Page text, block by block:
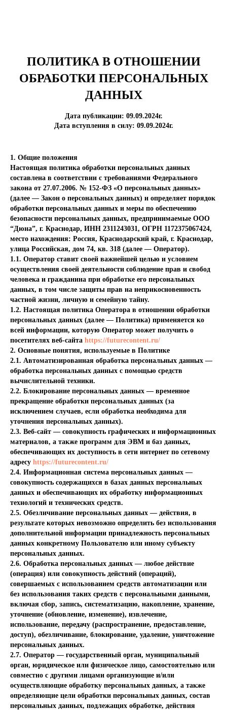
ПОЛИТИКА В ОТНОШЕНИИ
ОБРАБОТКИ ПЕРСОНАЛЬНЫХ
ДАННЫХ
Дата публикации: 09.09.2024г.
Дата вступления в силу: 09.09.2024г.
1. Общие положения
Настоящая политика обработки персональных данных
составлена в соответствии с требованиями Федерального
закона от 27.07.2006. № 152-ФЗ «О персональных данных»
(далее — Закон о персональных данных) и определяет порядок
обработки персональных данных и меры по обеспечению
безопасности персональных данных, предпринимаемые ООО
“Дюна”, г. Краснодар, ИНН 2311243031, ОГРН 1172375067424,
место нахождения: Россия, Краснодарский край, г. Краснодар,
улица Российская, дом 74, кв. 318 (далее — Оператор).
1.1. Оператор ставит своей важнейшей целью и условием
осуществления своей деятельности соблюдение прав и свобод
человека и гражданина при обработке его персональных
данных, в том числе защиты прав на неприкосновенность
частной жизни, личную и семейную тайну.
1.2. Настоящая политика Оператора в отношении обработки
персональных данных (далее — Политика) применяется ко
всей информации, которую Оператор может получить о
посетителях веб-сайта https://futurecontent.ru/
2. Основные понятия, используемые в Политике
2.1. Автоматизированная обработка персональных данных —
обработка персональных данных с помощью средств
вычислительной техники.
2.2. Блокирование персональных данных — временное
прекращение обработки персональных данных (за
исключением случаев, если обработка необходима для
уточнения персональных данных).
2.3. Веб-сайт — совокупность графических и информационных
материалов, а также программ для ЭВМ и баз данных,
обеспечивающих их доступность в сети интернет по сетевому
адресу https://futurecontent.ru/
2.4. Информационная система персональных данных —
совокупность содержащихся в базах данных персональных
данных и обеспечивающих их обработку информационных
технологий и технических средств.
2.5. Обезличивание персональных данных — действия, в
результате которых невозможно определить без использования
дополнительной информации принадлежность персональных
данных конкретному Пользователю или иному субъекту
персональных данных.
2.6. Обработка персональных данных — любое действие
(операция) или совокупность действий (операций),
совершаемых с использованием средств автоматизации или
без использования таких средств с персональными данными,
включая сбор, запись, систематизацию, накопление, хранение,
уточнение (обновление, изменение), извлечение,
использование, передачу (распространение, предоставление,
доступ), обезличивание, блокирование, удаление, уничтожение
персональных данных.
2.7. Оператор — государственный орган, муниципальный
орган, юридическое или физическое лицо, самостоятельно или
совместно с другими лицами организующие и/или
осуществляющие обработку персональных данных, а также
определяющие цели обработки персональных данных, состав
персональных данных, подлежащих обработке, действия